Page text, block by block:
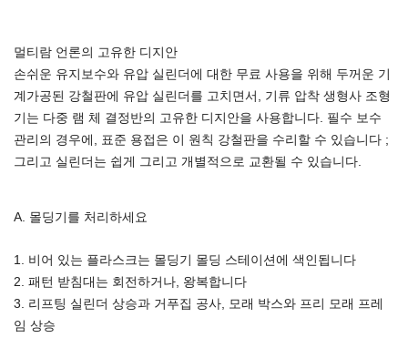
멀티람 언론의 고유한 디지안
손쉬운 유지보수와 유압 실린더에 대한 무료 사용을 위해 두꺼운 기
계가공된 강철판에 유압 실린더를 고치면서, 기류 압착 생형사 조형
기는 다중 램 체 결정반의 고유한 디지안을 사용합니다. 필수 보수
관리의 경우에, 표준 용접은 이 원칙 강철판을 수리할 수 있습니다 ;
그리고 실린더는 쉽게 그리고 개별적으로 교환될 수 있습니다.
A. 몰딩기를 처리하세요
1. 비어 있는 플라스크는 몰딩기 몰딩 스테이션에 색인됩니다
2. 패턴 받침대는 회전하거나, 왕복합니다
3. 리프팅 실린더 상승과 거푸집 공사, 모래 박스와 프리 모래 프레
임 상승